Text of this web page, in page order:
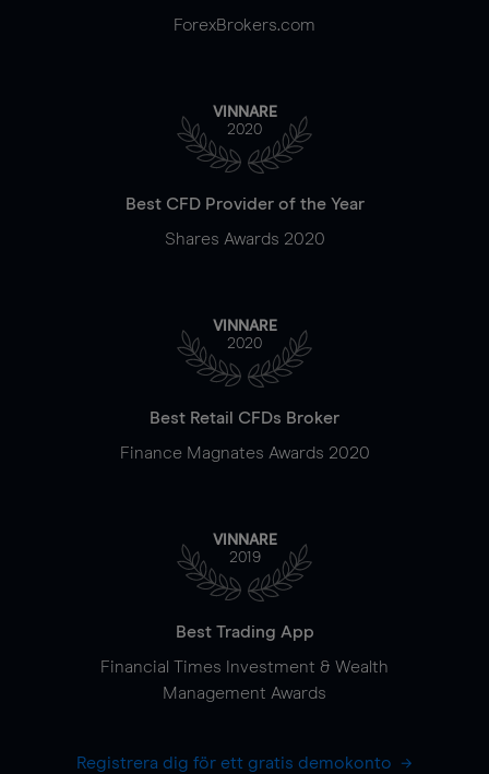
ForexBrokers.com
VINNARE
2020
Best CFD Provider of the Year
Shares Awards 2020
VINNARE
2020
Best Retail CFDs Broker
Finance Magnates Awards 2020
VINNARE
2019
Best Trading App
Financial Times Investment & Wealth
Management Awards
Registrera dig för ett gratis demokonto